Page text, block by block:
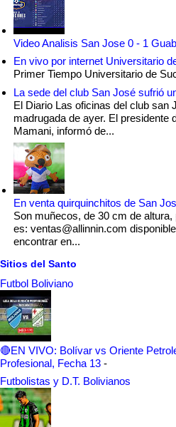
Video Analisis San Jose 0 - 1
En vivo por internet Universitario
Primer Tiempo Universitario de
La sede del club San José sufrió
El Diario Las oficinas del club san
madrugada de ayer. El presidente
Mamani, informó de...
En venta quirquinchitos de San
Son muñecos, de 30 cm de
es: ventas@allinnin.com
encontrar en...
Sitios del Santo
Futbol Boliviano
🔴EN VIVO: Bolívar vs Oriente
Profesional, Fecha 13 -
Futbolistas y D.T. Bolivianos